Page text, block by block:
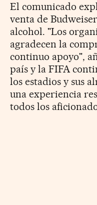
El comunicado
venta de
alcohol. "Los
agradecen la
continuo apoyo",
país y la FIFA
los estadios y sus
una experiencia
todos los